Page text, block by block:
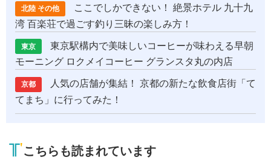
北陸 その他
ここでしかできない！ 絶景ホテル 九十九
湾 百楽荘で過ごす釣り三昧の楽しみ方！
東京
東京駅構内で美味しいコーヒーが味わえる早朝
モーニング ロクメイコーヒー グランスタ丸の内店
京都
人気の店舗が集結！ 京都の新たな飲食店街「て
てまち」に行ってみた！
こちらも読まれています